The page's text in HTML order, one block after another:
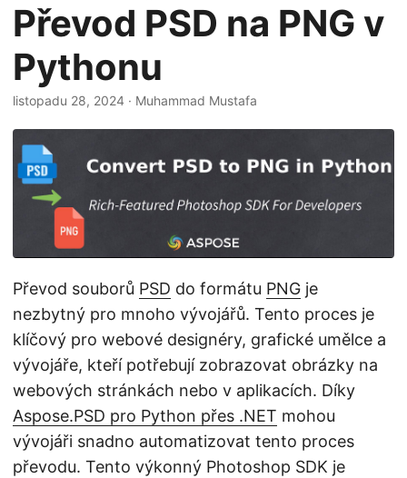
n
a
v
a
c
Převod PSD na PNG v
Pythonu
listopadu 28, 2024 · Muhammad Mustafa
Převod souborů PSD do formátu PNG je
nezbytný pro mnoho vývojářů. Tento proces je
klíčový pro webové designéry, grafické umělce a
vývojáře, kteří potřebují zobrazovat obrázky na
webových stránkách nebo v aplikacích. Díky
Aspose.PSD pro Python přes .NET mohou
vývojáři snadno automatizovat tento proces
převodu. Tento výkonný Photoshop SDK je